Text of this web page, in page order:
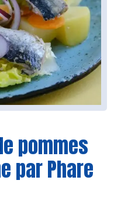
pommes
par Phare